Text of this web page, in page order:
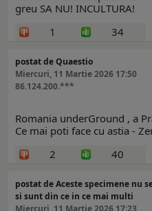
greu SA NU! INCULTURA!
1
34
postat de Quaestio
Miercuri, 11 Martie 2026 17:50
86.124.200.***
Romania underGround , a
Ce mai poti face cu astia -
2
40
postat de Aceste specimene nu
si sunt din ce in ce mai multi
Miercuri, 11 Martie 2026 17:23